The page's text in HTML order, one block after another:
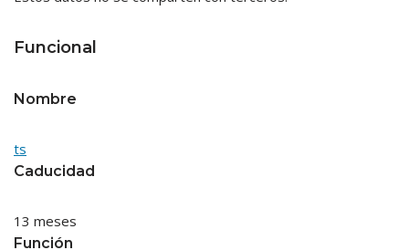
Funcional
Nombre
ts
Caducidad
13 meses
Función